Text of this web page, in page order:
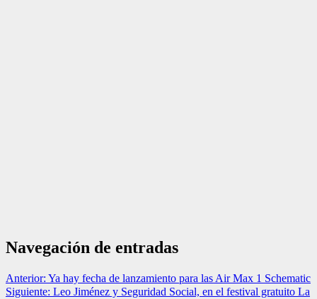
Navegación de entradas
Anterior: Ya hay fecha de lanzamiento para las Air Max 1 Schematic
Siguiente: Leo Jiménez y Seguridad Social, en el festival gratuito La